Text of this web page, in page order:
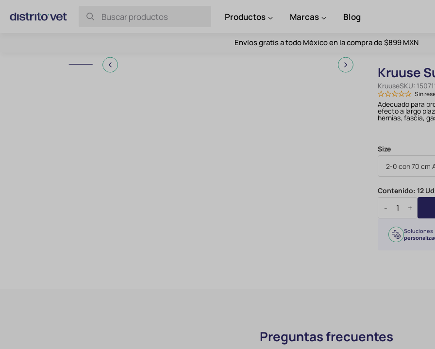
Productos Marcas Blog
Envíos gratis a todo México en la compra de $899 MXN
Kruuse
KruuseSKU:
Sin
Adecuado para
efecto a largo
hernias, fascia,
Size
Contenido:12
- +
Soluciones
Preguntas frecuentes